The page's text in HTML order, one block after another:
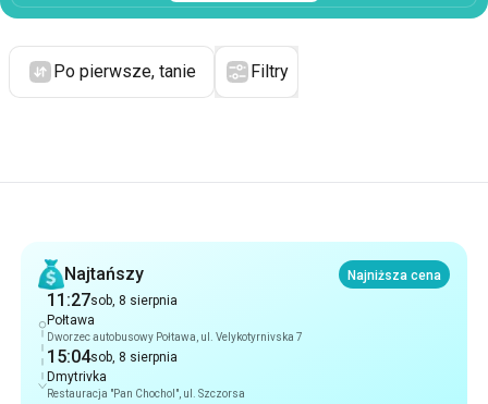
Po pierwsze, tanie Filtry
Najtańszy
Najniższa cena
11:27sob, 8 sierpnia
Połtawa
Dworzec autobusowy Połtawa, ul. Velykotyrnivska 7
15:04sob, 8 sierpnia
Dmytrivka
Restauracja "Pan Chochol", ul. Szczorsa